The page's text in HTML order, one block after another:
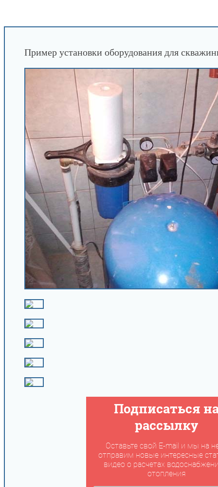
Пример установки оборудования для
Подписаться
рассылку
Оставьте свой E-mail и мы на
отправим новые интересные
видео о расчетах
отопления